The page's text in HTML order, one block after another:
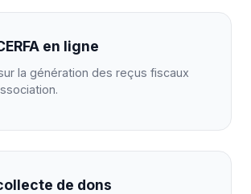
en ligne
la génération des reçus fiscaux
de dons